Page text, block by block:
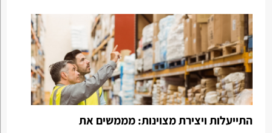
התייעלות ויצירת מצוינות: מממשים את